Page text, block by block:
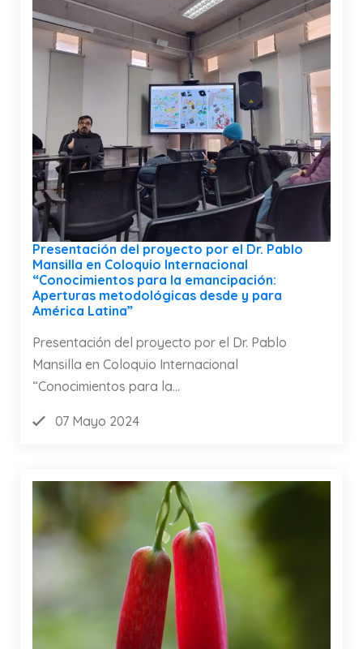
Presentación del proyecto por el Dr. Pablo
Mansilla en Coloquio Internacional
“Conocimientos para la emancipación:
Aperturas metodológicas desde y para
América Latina”
Presentación del proyecto por el Dr. Pablo
Mansilla en Coloquio Internacional
“Conocimientos para la...
07 Mayo 2024